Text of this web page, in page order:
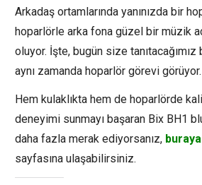
Arkadaş ortamlarında yanınızda bir
hoparlörle arka fona güzel bir müzik
oluyor. İşte, bugün size
aynı zamanda hoparlör görevi görüyor.
Hem kulaklıkta hem de hoparlörde
deneyimi sunmayı başaran Bix BH1
daha fazla merak ediyorsanız, buraya
sayfasına ulaşabilirsiniz.